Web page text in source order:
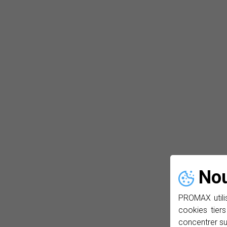
PROMAX
cookies
concentrer